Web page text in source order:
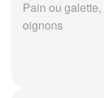
Pain ou
oignons